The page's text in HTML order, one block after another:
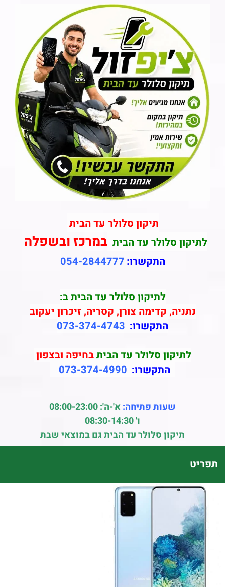
תיקון סלולר עד הבית
לתיקון סלולר עד הביתבמרכז ובשפלה
התקשרו: 054-2844777
לתיקון סלולר עד הבית ב:
נתניה, קדימה צורן, קסריה, זיכרון יעקוב
התקשרו: 073-374-4743
לתיקון סלולר עד הביתבחיפה ובצפון
התקשרו: 073-374-4990
שעות פתיחה:א'-ה': 08:00-23:00
ו' 08:30-14:30
תיקון סלולר עד הבית גם במוצאי שבת
תפריט